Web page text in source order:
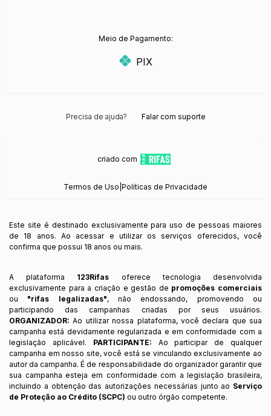
Meio de Pagamento:
PIX
Precisa de ajuda? Falar com suporte
criado com
Termos de Uso Políticas de Privacidade
Este site é destinado exclusivamente para uso de pessoas maiores
de 18 anos. Ao acessar e utilizar os serviços oferecidos, você
confirma que possui 18 anos ou mais.
A plataforma 123Rifas oferece tecnologia desenvolvida
exclusivamente para a criação e gestão de promoções comerciais
ou "rifas legalizadas", não endossando, promovendo ou
participando das campanhas criadas por seus usuários.
ORGANIZADOR: Ao utilizar nossa plataforma, você declara que sua
campanha está devidamente regularizada e em conformidade com a
legislação aplicável. PARTICIPANTE: Ao participar de qualquer
campanha em nosso site, você está se vinculando exclusivamente ao
autor da campanha. É de responsabilidade do organizador garantir que
sua campanha esteja em conformidade com a legislação brasileira,
incluindo a obtenção das autorizações necessárias junto ao Serviço
de Proteção ao Crédito (SCPC) ou outro órgão competente.